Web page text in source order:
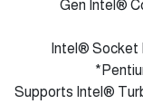
Gen Intel®
Intel® Socket
Supports Intel®